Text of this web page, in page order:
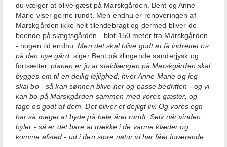
du vælger at blive gæst på Marskgården. Bent og Anne
Marie viser gerne rundt. Men endnu er renoveringen af
Marskgården ikke helt tilendebragt og dermed bliver de
boende på slægtsgården - blot 150 meter fra Marskgården
- nogen tid endnu.Men det skal blive godt at få indrettet os
på den nye gård, siger Bent på klingende sønderjysk og
fortsætter,planen er jo at staldlængen på Marskgården skal
bygges om til en dejlig lejlighed, hvor Anne Marie og jeg
skal bo - så kan sønnen blive her og passe bedriften - og vi
kan bo på Marskgården sammen med vores gæster, og
tage os godt af dem. Det bliver et dejligt liv. Og vores egn
har så meget at byde på hele året rundt. Selv når vinden
hyler - så er det bare at trække i de varme klæder og
komme afsted - ud i den store natur vi har fået forærende.